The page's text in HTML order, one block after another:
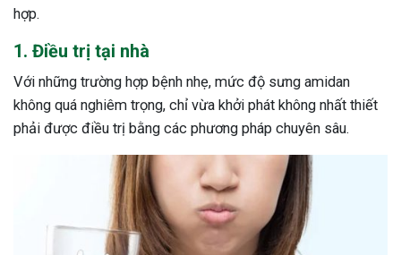
hợp.
1. Điều trị tại nhà
Với những trường hợp bệnh nhẹ, mức độ sưng amidan
không quá nghiêm trọng, chỉ vừa khởi phát không nhất thiết
phải được điều trị bằng các phương pháp chuyên sâu.